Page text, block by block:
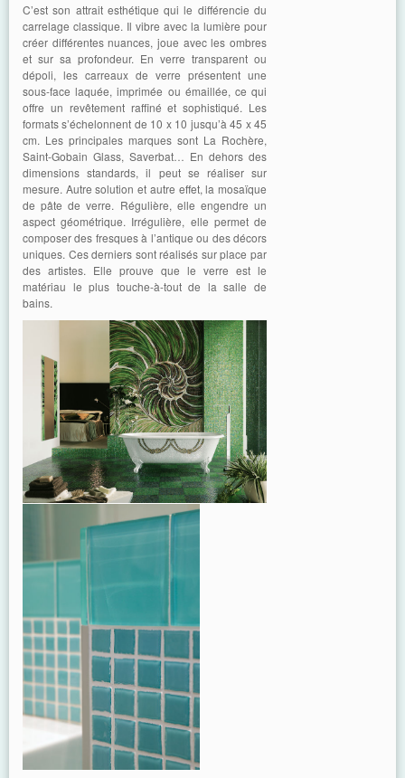
C’est son attrait esthétique qui le différencie du
carrelage classique. Il vibre avec la lumière pour
créer différentes nuances, joue avec les ombres
et sur sa profondeur. En verre transparent ou
dépoli, les carreaux de verre présentent une
sous-face laquée, imprimée ou émaillée, ce qui
offre un revêtement raffiné et sophistiqué. Les
formats s’échelonnent de 10 x 10 jusqu’à 45 x 45
cm. Les principales marques sont La Rochère,
Saint-Gobain Glass, Saverbat… En dehors des
dimensions standards, il peut se réaliser sur
mesure. Autre solution et autre effet, la mosaïque
de pâte de verre. Régulière, elle engendre un
aspect géométrique. Irrégulière, elle permet de
composer des fresques à l’antique ou des décors
uniques. Ces derniers sont réalisés sur place par
des artistes. Elle prouve que le verre est le
matériau le plus touche-à-tout de la salle de
bains.